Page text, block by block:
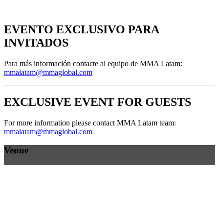
EVENTO EXCLUSIVO PARA
INVITADOS
Para más información contacte al equipo de MMA Latam:
mmalatam@mmaglobal.com
EXCLUSIVE EVENT FOR GUESTS
For more information please contact MMA Latam team:
mmalatam@mmaglobal.com
Venue